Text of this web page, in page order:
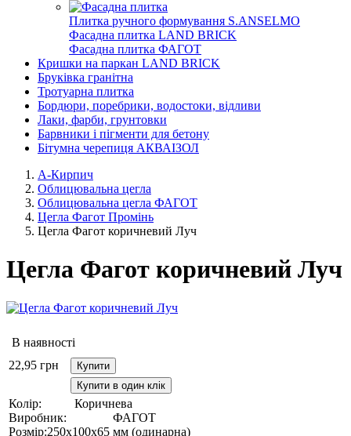
Плитка ручного формування S.ANSELMO
Фасадна плитка LAND BRICK
Фасадна плитка ФАГОТ
Кришки на паркан LAND BRICK
Бруківка гранітна
Тротуарна плитка
Бордюри, поребрики, водостоки, відливи
Лаки, фарби, грунтовки
Барвники і пігменти для бетону
Бітумна черепиця АКВАІЗОЛ
А-Кирпич
Облицювальна цегла
Облицювальна цегла ФАГОТ
Цегла Фагот Промінь
Цегла Фагот коричневий Луч
Цегла Фагот коричневий Луч
В наявності
22,95 грн
Купити
Купити в один клік
Колір:
Коричнева
Виробник:
ФАГОТ
Розмір:250х100х65 мм (одинарна)